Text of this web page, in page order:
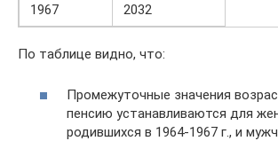
1967
2032
По таблице видно, что:
Промежуточные значения
пенсию устанавливаются для
родившихся в 1964-1967 г., и